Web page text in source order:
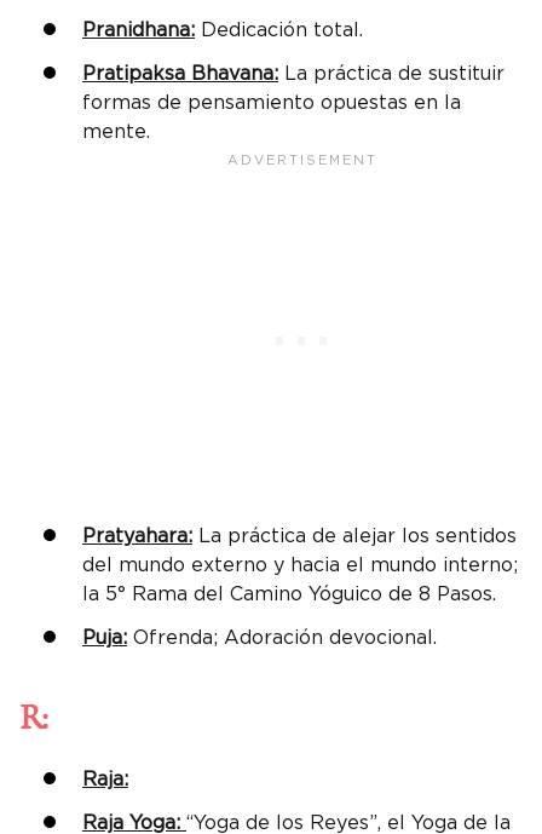
Pranidhana: Dedicación total.
Pratipaksa Bhavana: La práctica de sustituir
formas de pensamiento opuestas en la
mente.
Pratyahara: La práctica de alejar los sentidos
del mundo externo y hacia el mundo interno;
la 5° Rama del Camino Yóguico de 8 Pasos.
Puja: Ofrenda; Adoración devocional.
R:
Raja:
Raja Yoga: “Yoga de los Reyes”, el Yoga de la